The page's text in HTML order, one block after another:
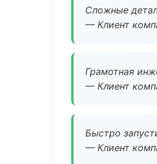
Сложные
— Клиент
Грамотная
— Клиент
Быстро
— Клиент